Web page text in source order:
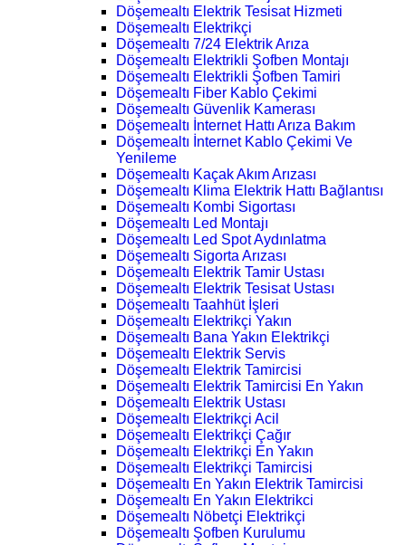
Döşemealtı Elektrik Tesisat Hizmeti
Döşemealtı Elektrikçi
Döşemealtı 7/24 Elektrik Arıza
Döşemealtı Elektrikli Şofben Montajı
Döşemealtı Elektrikli Şofben Tamiri
Döşemealtı Fiber Kablo Çekimi
Döşemealtı Güvenlik Kamerası
Döşemealtı İnternet Hattı Arıza Bakım
Döşemealtı İnternet Kablo Çekimi Ve
Yenileme
Döşemealtı Kaçak Akım Arızası
Döşemealtı Klima Elektrik Hattı Bağlantısı
Döşemealtı Kombi Sigortası
Döşemealtı Led Montajı
Döşemealtı Led Spot Aydınlatma
Döşemealtı Sigorta Arızası
Döşemealtı Elektrik Tamir Ustası
Döşemealtı Elektrik Tesisat Ustası
Döşemealtı Taahhüt İşleri
Döşemealtı Elektrikçi Yakın
Döşemealtı Bana Yakın Elektrikçi
Döşemealtı Elektrik Servis
Döşemealtı Elektrik Tamircisi
Döşemealtı Elektrik Tamircisi En Yakın
Döşemealtı Elektrik Ustası
Döşemealtı Elektrikçi Acil
Döşemealtı Elektrikçi Çağır
Döşemealtı Elektrikçi En Yakın
Döşemealtı Elektrikçi Tamircisi
Döşemealtı En Yakın Elektrik Tamircisi
Döşemealtı En Yakın Elektrikci
Döşemealtı Nöbetçi Elektrikçi
Döşemealtı Şofben Kurulumu